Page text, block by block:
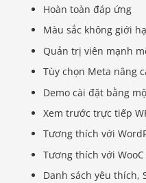
Hoàn toàn đáp ứng
Màu sắc không giới
Quản trị viên mạnh
Tùy chọn Meta nâng
Demo cài đặt bằng
Xem trước trực tiếp
Tương thích với
Tương thích với
Danh sách yêu thích,